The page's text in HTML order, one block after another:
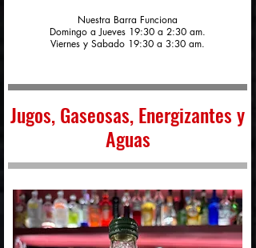
Nuestra Barra Funciona
Domingo a Jueves 19:30 a 2:30 am.
Viernes y Sabado 19:30 a 3:30 am.
Jugos, Gaseosas, Energizantes y
Aguas